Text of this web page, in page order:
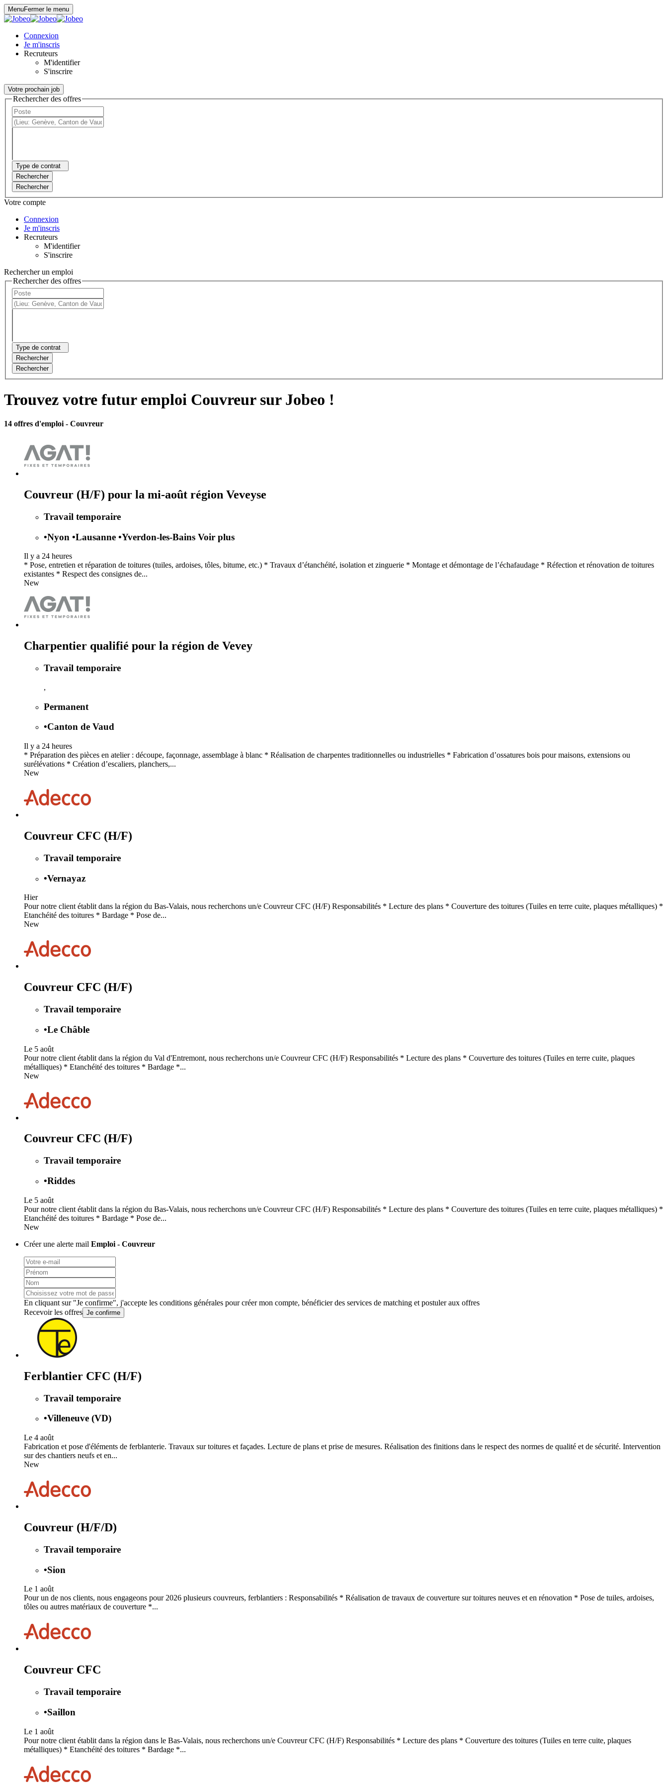
MenuFermer le menu
Connexion
Je m'inscris
Recruteurs
M'identifier
S'inscrire
Votre prochain job
Rechercher des offres
Type de contrat
Rechercher
Rechercher
Votre compte
Connexion
Je m'inscris
Recruteurs
M'identifier
S'inscrire
Rechercher un emploi
Rechercher des offres
Type de contrat
Rechercher
Rechercher
Trouvez votre futur emploi Couvreur sur Jobeo !
14 offres d'emploi - Couvreur
Couvreur (H/F) pour la mi-août région Veveyse
Travail temporaire
•Nyon •Lausanne •Yverdon-les-Bains Voir plus
Il y a 24 heures
* Pose, entretien et réparation de toitures (tuiles, ardoises, tôles, bitume, etc.) * Travaux d’étanchéité, isolation et zinguerie * Montage et démontage de l’échafaudage * Réfection et rénovation de toitures
existantes * Respect des consignes de...
New
Charpentier qualifié pour la région de Vevey
Travail temporaire
,
Permanent
•Canton de Vaud
Il y a 24 heures
* Préparation des pièces en atelier : découpe, façonnage, assemblage à blanc * Réalisation de charpentes traditionnelles ou industrielles * Fabrication d’ossatures bois pour maisons, extensions ou
surélévations * Création d’escaliers, planchers,...
New
Couvreur CFC (H/F)
Travail temporaire
•Vernayaz
Hier
Pour notre client établit dans la région du Bas-Valais, nous recherchons un/e Couvreur CFC (H/F) Responsabilités * Lecture des plans * Couverture des toitures (Tuiles en terre cuite, plaques métalliques) *
Etanchéité des toitures * Bardage * Pose de...
New
Couvreur CFC (H/F)
Travail temporaire
•Le Châble
Le 5 août
Pour notre client établit dans la région du Val d'Entremont, nous recherchons un/e Couvreur CFC (H/F) Responsabilités * Lecture des plans * Couverture des toitures (Tuiles en terre cuite, plaques
métalliques) * Etanchéité des toitures * Bardage *...
New
Couvreur CFC (H/F)
Travail temporaire
•Riddes
Le 5 août
Pour notre client établit dans la région du Bas-Valais, nous recherchons un/e Couvreur CFC (H/F) Responsabilités * Lecture des plans * Couverture des toitures (Tuiles en terre cuite, plaques métalliques) *
Etanchéité des toitures * Bardage * Pose de...
New
Créer une alerte mail Emploi - Couvreur
En cliquant sur "Je confirme", j'accepte les conditions générales pour créer mon compte, bénéficier des services de matching et postuler aux offres
Recevoir les offres Je confirme
Ferblantier CFC (H/F)
Travail temporaire
•Villeneuve (VD)
Le 4 août
Fabrication et pose d'éléments de ferblanterie. Travaux sur toitures et façades. Lecture de plans et prise de mesures. Réalisation des finitions dans le respect des normes de qualité et de sécurité. Intervention
sur des chantiers neufs et en...
New
Couvreur (H/F/D)
Travail temporaire
•Sion
Le 1 août
Pour un de nos clients, nous engageons pour 2026 plusieurs couvreurs, ferblantiers : Responsabilités * Réalisation de travaux de couverture sur toitures neuves et en rénovation * Pose de tuiles, ardoises,
tôles ou autres matériaux de couverture *...
Couvreur CFC
Travail temporaire
•Saillon
Le 1 août
Pour notre client établit dans la région dans le Bas-Valais, nous recherchons un/e Couvreur CFC (H/F) Responsabilités * Lecture des plans * Couverture des toitures (Tuiles en terre cuite, plaques
métalliques) * Etanchéité des toitures * Bardage *...
Panneau de gestion des cookies